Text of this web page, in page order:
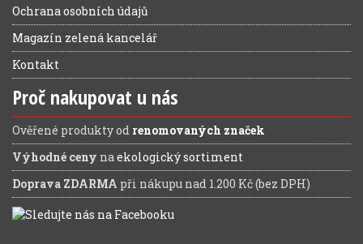
Ochrana osobních údajů
Magazín zelená kancelář
Kontakt
Proč nakupovat u nás
Ověřené produkty od renomovaných značek
Výhodné ceny naekologický sortiment
Doprava ZDARMA při nákupu nad 1.200 Kč (bez DPH)